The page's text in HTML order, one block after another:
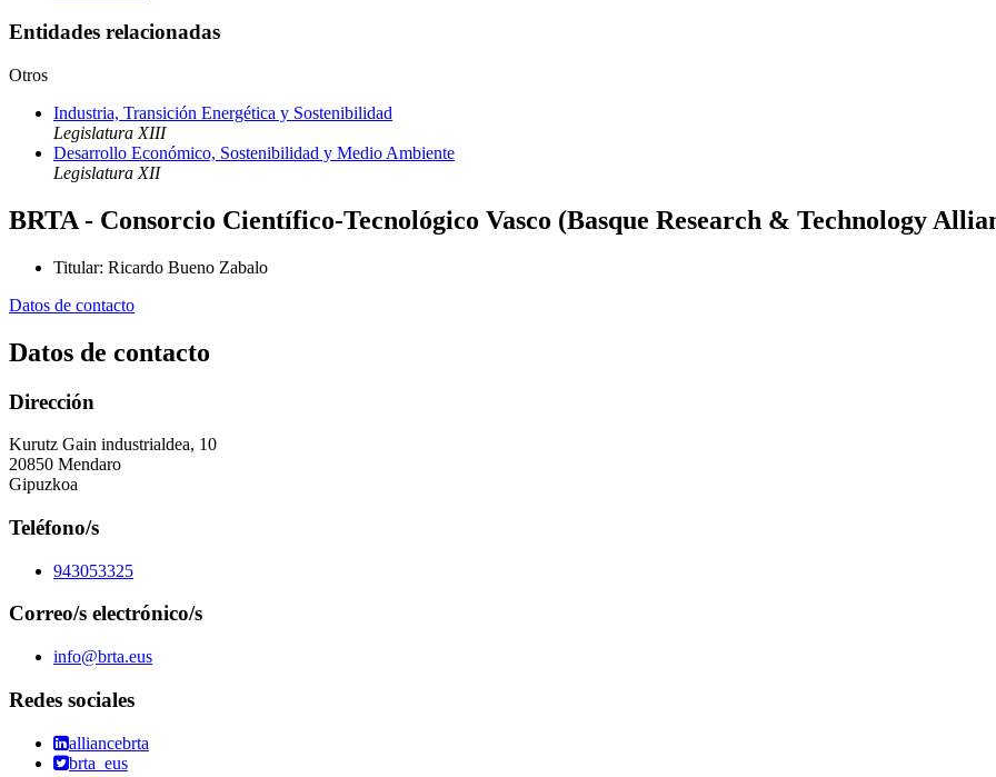
Entidades relacionadas
Otros
Industria, Transición Energética y Sostenibilidad
Legislatura XIII
Desarrollo Económico, Sostenibilidad y Medio Ambiente
Legislatura XII
BRTA - Consorcio Científico-Tecnológico Vasco (Basque Research & Technology
Titular: Ricardo Bueno Zabalo
Datos de contacto
Datos de contacto
Dirección
Kurutz Gain industrialdea, 10
20850 Mendaro
Gipuzkoa
Teléfono/s
943053325
Correo/s electrónico/s
info@brta.eus
Redes sociales
alliancebrta
brta_eus